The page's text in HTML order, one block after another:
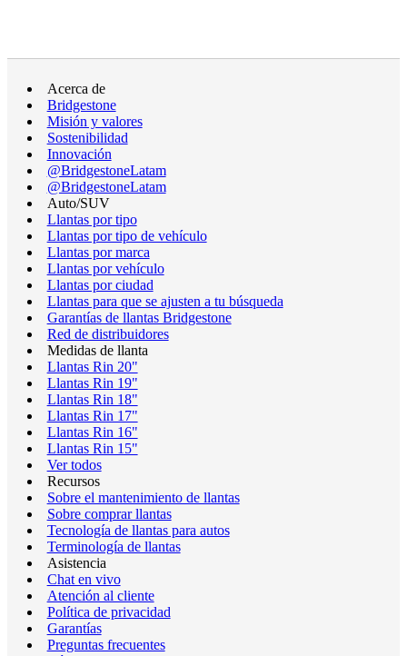
Acerca de
Bridgestone
Misión y valores
Sostenibilidad
Innovación
@BridgestoneLatam
@BridgestoneLatam
Auto/SUV
Llantas por tipo
Llantas por tipo de vehículo
Llantas por marca
Llantas por vehículo
Llantas por ciudad
Llantas para que se ajusten a tu búsqueda
Garantías de llantas Bridgestone
Red de distribuidores
Medidas de llanta
Llantas Rin 20"
Llantas Rin 19"
Llantas Rin 18"
Llantas Rin 17"
Llantas Rin 16"
Llantas Rin 15"
Ver todos
Recursos
Sobre el mantenimiento de llantas
Sobre comprar llantas
Tecnología de llantas para autos
Terminología de llantas
Asistencia
Chat en vivo
Atención al cliente
Política de privacidad
Garantías
Preguntas frecuentes